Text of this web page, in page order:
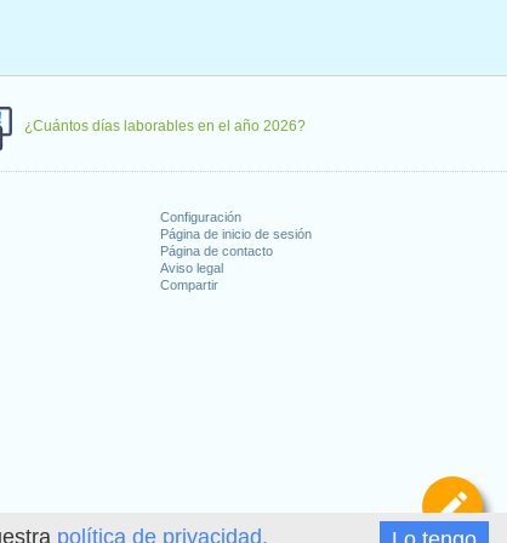
política de privacidad.
¿Cuántos días laborables en el año 2026?
Configuración
Página de inicio de sesión
Página de contacto
Aviso legal
Compartir